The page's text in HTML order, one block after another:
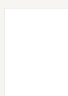
Saltar
Saltar
Saltar